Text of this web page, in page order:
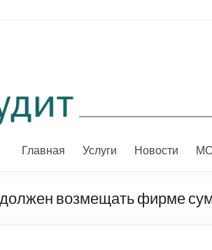
Главная Услуги Новости
должен возмещать фирме